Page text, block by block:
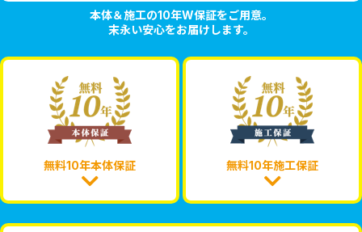
本体＆施工の10年W保証をご用意。
末永い安心をお届けします。
無料10年本体保証 無料10年施工保証